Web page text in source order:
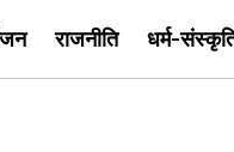
राजनीति धर्म-